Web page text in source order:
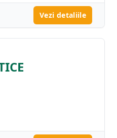
Vezi detaliile